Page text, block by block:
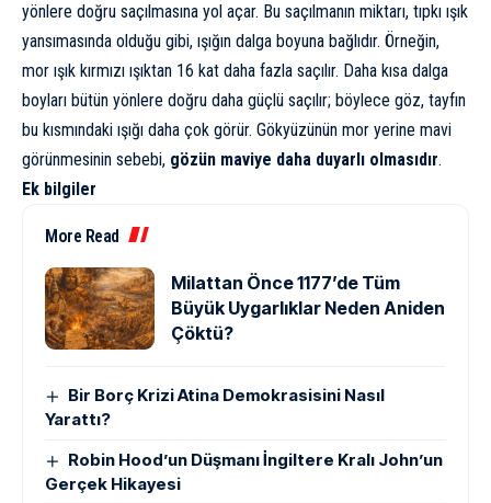
yönlere doğru saçılmasına yol açar. Bu saçılmanın miktarı, tıpkı ışık
yansımasında olduğu gibi, ışığın dalga boyuna bağlıdır. Örneğin,
mor ışık kırmızı ışıktan 16 kat daha fazla saçılır. Daha kısa dalga
boyları bütün yönlere doğru daha güçlü saçılır; böylece göz, tayfın
bu kısmındaki ışığı daha çok görür. Gökyüzünün mor yerine mavi
görünmesinin sebebi, gözün maviye daha duyarlı olmasıdır.
Ek bilgiler
More Read
Milattan Önce 1177’de Tüm
Büyük Uygarlıklar Neden Aniden
Çöktü?
Bir Borç Krizi Atina Demokrasisini Nasıl
Yarattı?
Robin Hood’un Düşmanı İngiltere Kralı John’un
Gerçek Hikayesi